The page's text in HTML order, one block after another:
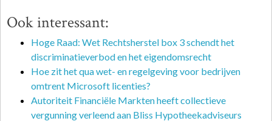
Ook interessant:
Hoge Raad: Wet Rechtsherstel box 3 schendt het
discriminatieverbod en het eigendomsrecht
Hoe zit het qua wet- en regelgeving voor bedrijven
omtrent Microsoft licenties?
Autoriteit Financiële Markten heeft collectieve
vergunning verleend aan Bliss Hypotheekadviseurs